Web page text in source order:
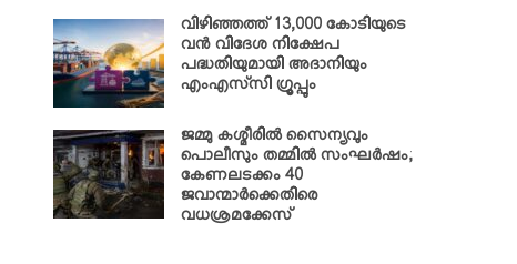
വിഴിഞ്ഞത്ത് 13,000 കോടിയുടെ
വന്‍ വിദേശ നിക്ഷേപ
പദ്ധതിയുമായി അദാനിയും
എംഎസ്‌സി ഗ്രൂപ്പും
ജമ്മു കശ്മീരില്‍ സൈന്യവും
പൊലീസും തമ്മില്‍ സംഘര്‍ഷം;
കേണലടക്കം 40
ജവാന്മാര്‍ക്കെതിരെ
വധശ്രമക്കേസ്